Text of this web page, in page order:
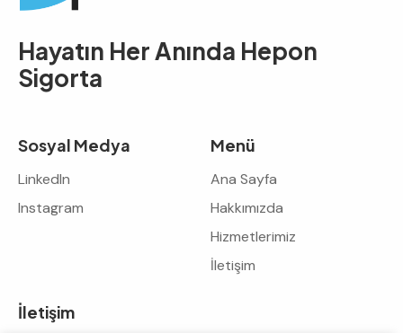
Hayatın Her Anında Hepon
Sigorta
Sosyal Medya
LinkedIn
Instagram
Menü
Ana Sayfa
Hakkımızda
Hizmetlerimiz
İletişim
İletişim